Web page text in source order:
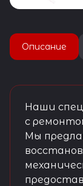
Описание
Наши
с
Мы